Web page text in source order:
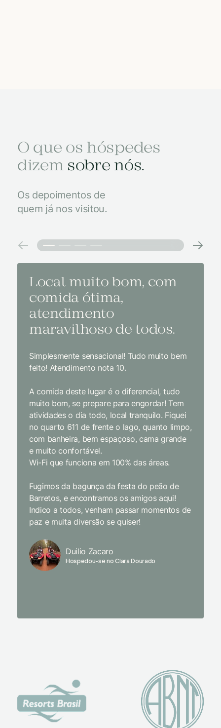
O que os hóspedes
dizem sobre nós.
Os depoimentos de
quem já nos visitou.
Local muito bom, com
comida ótima,
atendimento
maravilhoso de todos.
Simplesmente sensacional! Tudo muito bem
feito! Atendimento nota 10.
A comida deste lugar é o diferencial, tudo
muito bom, se prepare para engordar! Tem
atividades o dia todo, local tranquilo. Fiquei
no quarto 611 de frente o lago, quanto limpo,
com banheira, bem espaçoso, cama grande
e muito confortável.
Wi-Fi que funciona em 100% das áreas.
Fugimos da bagunça da festa do peão de
Barretos, e encontramos os amigos aqui!
Indico a todos, venham passar momentos de
paz e muita diversão se quiser!
Duilio Zacaro
Hospedou-se no Clara Dourado